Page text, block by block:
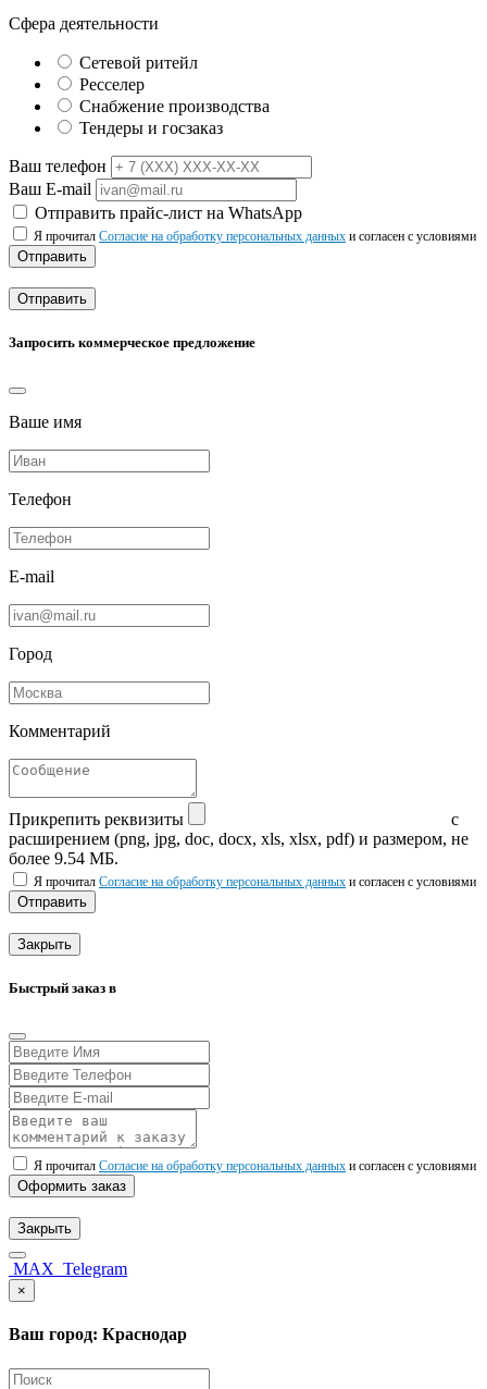
Сфера деятельности
Сетевой ритейл
Ресселер
Снабжение производства
Тендеры и госзаказ
Ваш телефон
Ваш E-mail
Отправить прайс-лист на WhatsApp
Я прочитал Согласие на обработку персональных данных и согласен с условиями
Отправить
Отправить
Запросить коммерческое предложение
Ваше имя
Телефон
E-mail
Город
Комментарий
Прикрепить реквизиты
с
расширением (png, jpg, doc, docx, xls, xlsx, pdf) и размером, не
более 9.54 МБ.
Я прочитал Согласие на обработку персональных данных и согласен с условиями
Отправить
Закрыть
Быстрый заказ в
Я прочитал Согласие на обработку персональных данных и согласен с условиями
Оформить заказ
Закрыть
MAX Telegram
×
Ваш город: Краснодар